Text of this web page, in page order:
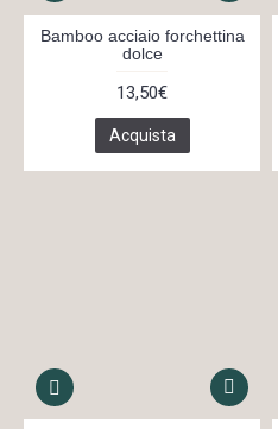
Bamboo acciaio forchettina
dolce
13,50€
Acquista